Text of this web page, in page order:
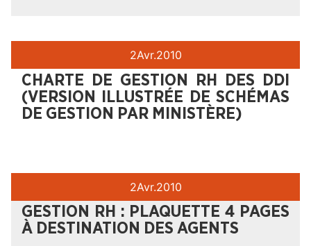
2Avr.2010
CHARTE DE GESTION RH DES DDI
(VERSION ILLUSTRÉE DE SCHÉMAS
DE GESTION PAR MINISTÈRE)
2Avr.2010
GESTION RH : PLAQUETTE 4 PAGES
À DESTINATION DES AGENTS